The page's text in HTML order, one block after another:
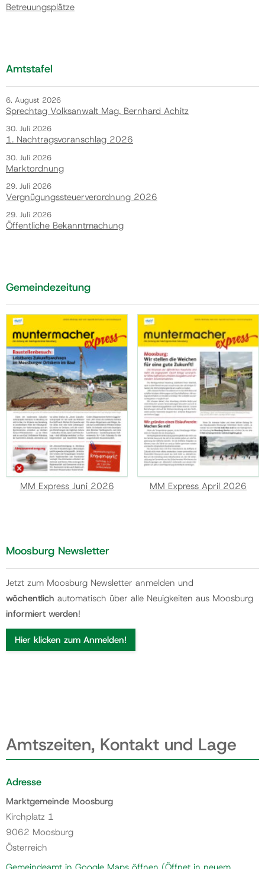
Betreuungsplätze
Amtstafel
6. August 2026
Sprechtag Volksanwalt Mag. Bernhard Achitz
30. Juli 2026
1. Nachtragsvoranschlag 2026
30. Juli 2026
Marktordnung
29. Juli 2026
Vergnügungssteuerverordnung 2026
29. Juli 2026
Öffentliche Bekanntmachung
Gemeindezeitung
MM Express Juni 2026 MM Express April 2026
Moosburg Newsletter
Jetzt zum Moosburg Newsletter anmelden und
wöchentlich automatisch über alle Neuigkeiten aus Moosburg
informiert werden!
Hier klicken zum Anmelden!
Amtszeiten, Kontakt und Lage
Adresse
Marktgemeinde Moosburg
Kirchplatz 1
9062 Moosburg
Österreich